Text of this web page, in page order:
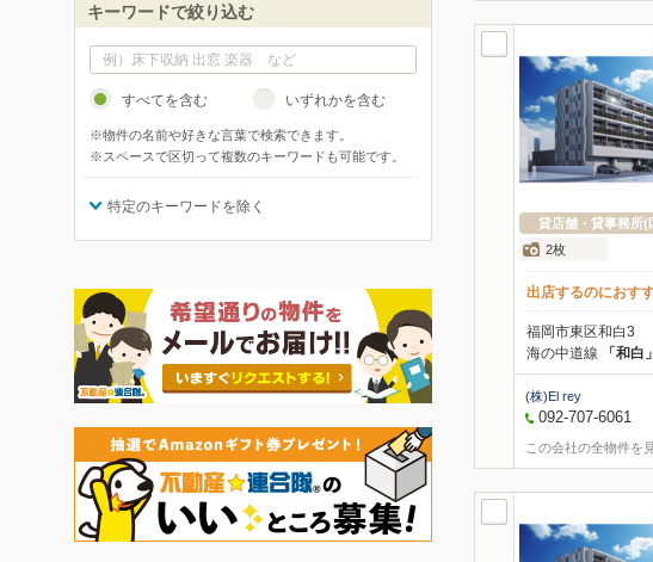
キーワードで絞り込む
すべてを含む いずれかを含む
※物件の名前や好きな言葉で検索できます。
※スペースで区切って複数のキーワードも可能です。
特定のキーワードを除く
貸店舗・貸事務所(
2枚
出店するのにおす
福岡市東区和白3
海の中道線 「和白
(株)El rey
092-707-6061
この会社の全物件を